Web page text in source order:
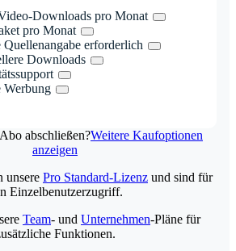
Downloads pro Monat
pro Monat
Quellenangabe erforderlich
Downloads
Werbung
abschließen?Weitere Kaufoptionen
anzeigen
unsere Pro Standard-Lizenz und sind für
Einzelbenutzerzugriff.
Team- und Unternehmen-Pläne für
Funktionen.